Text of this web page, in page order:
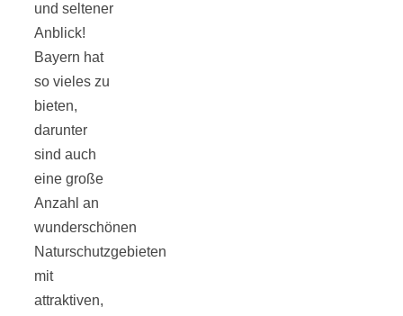
und seltener
Anblick!
Bayern hat
so vieles zu
bieten,
darunter
sind auch
eine große
Anzahl an
wunderschönen
Naturschutzgebieten
mit
attraktiven,